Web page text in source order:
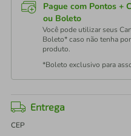
Pague com Pontos +
ou Boleto
Você pode utilizar seus
Boleto* caso não tenha
produto.
*Boleto exclusivo para
Entrega
CEP